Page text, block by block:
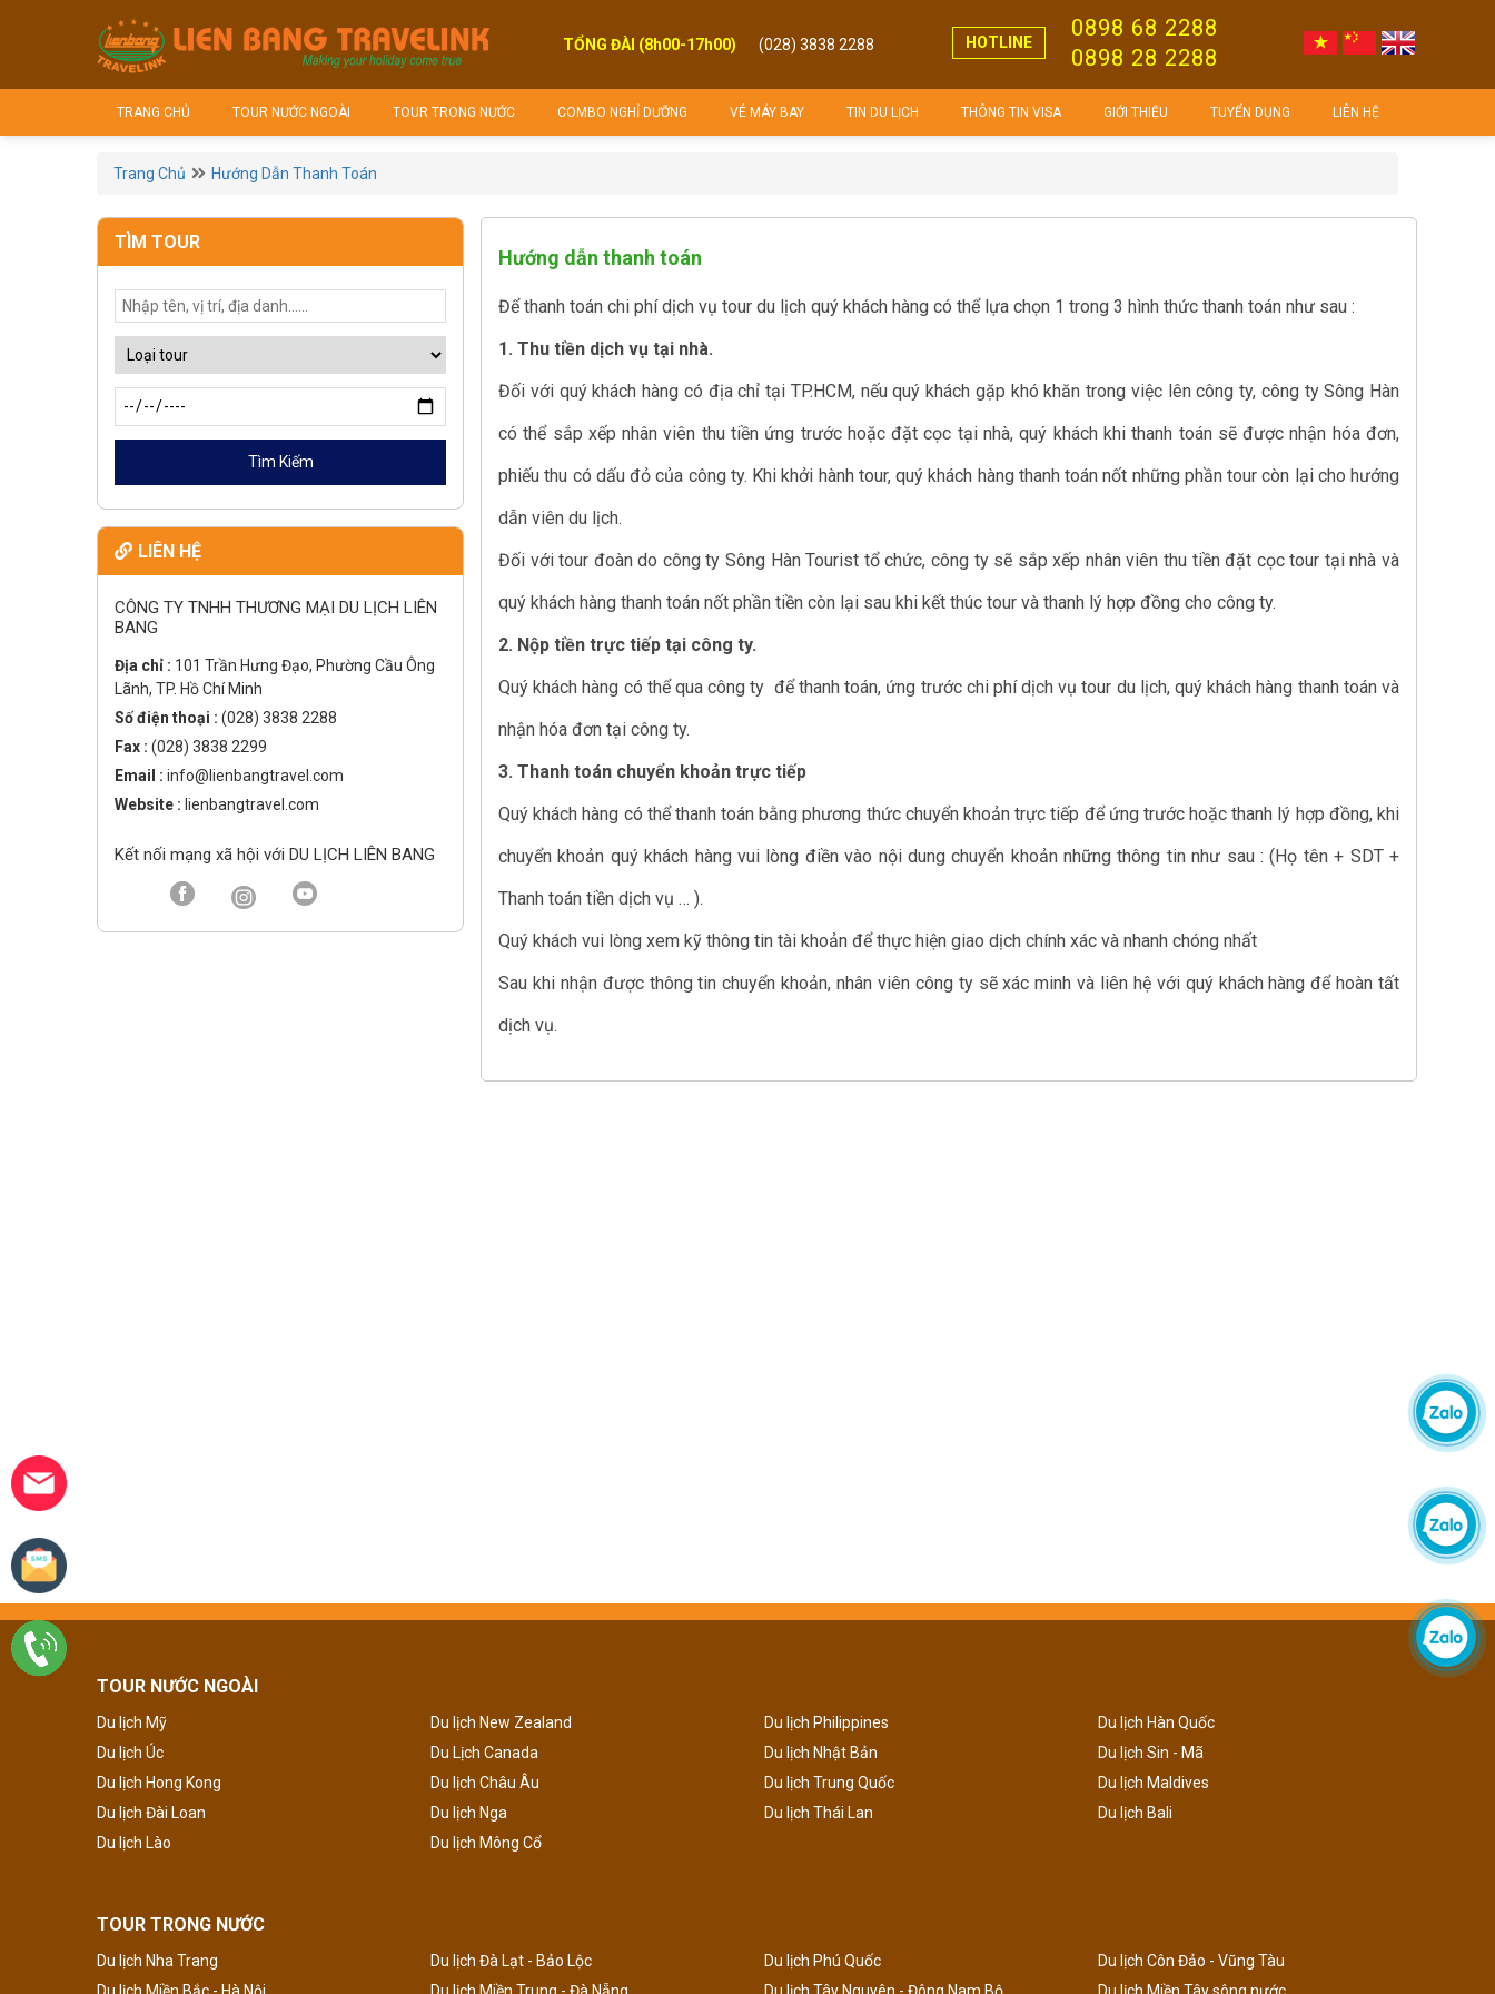
TỔNG ĐÀI (8h00-17h00) (028) 3838 2288
(8h00 - 17h00)
HOTLINE
0898 68 2288
0898 28 2288
TRANG CHỦ TOUR NƯỚC NGOÀI TOUR TRONG NƯỚC COMBO NGHỈ DƯỠNG VÉ MÁY BAY TIN DU LỊCH THÔNG TIN VISA GIỚI THIỆU TUYỂN DỤNG LIÊN HỆ
Trang Chủ Hướng Dẫn Thanh Toán
TÌM TOUR
Tìm Kiếm
LIÊN HỆ
CÔNG TY TNHH THƯƠNG MẠI DU LỊCH LIÊN
BANG
Địa chỉ : 101 Trần Hưng Đạo, Phường Cầu Ông
Lãnh, TP. Hồ Chí Minh
Số điện thoại : (028) 3838 2288
Fax : (028) 3838 2299
Email : info@lienbangtravel.com
Website : lienbangtravel.com
Kết nối mạng xã hội với DU LỊCH LIÊN BANG
Hướng dẫn thanh toán
Để thanh toán chi phí dịch vụ tour du lịch quý khách hàng có thể lựa chọn 1 trong 3 hình thức thanh toán như sau :
1. Thu tiền dịch vụ tại nhà.
Đối với quý khách hàng có địa chỉ tại TP.HCM, nếu quý khách gặp khó khăn trong việc lên công ty, công ty Sông Hàn
có thể sắp xếp nhân viên thu tiền ứng trước hoặc đặt cọc tại nhà, quý khách khi thanh toán sẽ được nhận hóa đơn,
phiếu thu có dấu đỏ của công ty. Khi khởi hành tour, quý khách hàng thanh toán nốt những phần tour còn lại cho hướng
dẫn viên du lịch.
Đối với tour đoàn do công ty Sông Hàn Tourist tổ chức, công ty sẽ sắp xếp nhân viên thu tiền đặt cọc tour tại nhà và
quý khách hàng thanh toán nốt phần tiền còn lại sau khi kết thúc tour và thanh lý hợp đồng cho công ty.
2. Nộp tiền trực tiếp tại công ty.
Quý khách hàng có thể qua công ty để thanh toán, ứng trước chi phí dịch vụ tour du lịch, quý khách hàng thanh toán và
nhận hóa đơn tại công ty.
3. Thanh toán chuyển khoản trực tiếp
Quý khách hàng có thể thanh toán bằng phương thức chuyển khoản trực tiếp để ứng trước hoặc thanh lý hợp đồng, khi
chuyển khoản quý khách hàng vui lòng điền vào nội dung chuyển khoản những thông tin như sau : (Họ tên + SDT +
Thanh toán tiền dịch vụ … ).
Quý khách vui lòng xem kỹ thông tin tài khoản để thực hiện giao dịch chính xác và nhanh chóng nhất
Sau khi nhận được thông tin chuyển khoản, nhân viên công ty sẽ xác minh và liên hệ với quý khách hàng để hoàn tất
dịch vụ.
TOUR NƯỚC NGOÀI
Du lịch Mỹ Du lịch New Zealand Du lịch Philippines
Du lịch Hàn Quốc
Du lịch Úc
Du Lịch Canada Du lịch Nhật Bản
Du lịch Sin - Mã
Du lịch Hong Kong
Du lịch Châu Âu Du lịch Trung Quốc
Du lịch Maldives
Du lịch Đài Loan
Du lịch Nga Du lịch Thái Lan
Du lịch Bali
Du lịch Lào
Du lịch Mông Cổ
TOUR TRONG NƯỚC
Du lịch Nha Trang Du lịch Đà Lạt - Bảo Lộc Du lịch Phú Quốc
Du lịch Côn Đảo - Vũng Tàu